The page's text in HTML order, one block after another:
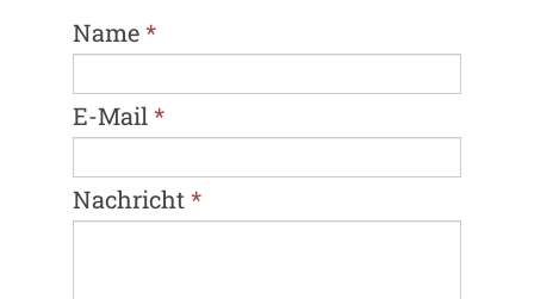
Name*
E-Mail*
Nachricht*